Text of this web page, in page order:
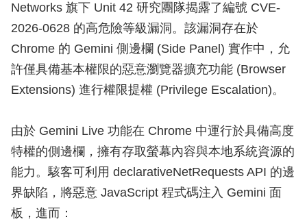
Networks 旗下 Unit 42 研究團隊揭露了編號 CVE-
2026-0628 的高危險等級漏洞。該漏洞存在於
Chrome 的 Gemini 側邊欄 (Side Panel) 實作中，允
許僅具備基本權限的惡意瀏覽器擴充功能 (Browser
Extensions) 進行權限提權 (Privilege Escalation)。
由於 Gemini Live 功能在 Chrome 中運行於具備高度
特權的側邊欄，擁有存取螢幕內容與本地系統資源的
能力。駭客可利用 declarativeNetRequests API 的邊
界缺陷，將惡意 JavaScript 程式碼注入 Gemini 面
板，進而：